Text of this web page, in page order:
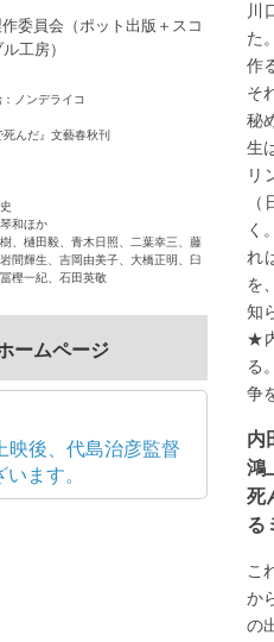
委員会（ポット出版＋スコ
ル工房）
ノンデライコ
んだ』文藝春秋刊
和ほか
、樋田毅、青木日照、二葉幸三、藤
間輝生、吉岡由美子、大橋正明、臼
樫一紀、石田英敬
ームページ
映後、代島治彦監督
ます。
川
た
作
そ
秘
生
リ
く
れ
を
知
★
る
争
内
鴻
死
る
こ
か
の